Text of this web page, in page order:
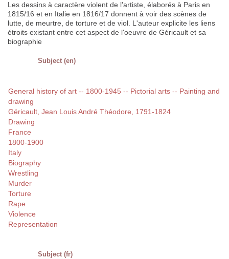
Les dessins à caractère violent de l'artiste, élaborés à Paris en
1815/16 et en Italie en 1816/17 donnent à voir des scènes de
lutte, de meurtre, de torture et de viol. L'auteur explicite les liens
étroits existant entre cet aspect de l'oeuvre de Géricault et sa
biographie
Subject (en)
General history of art -- 1800-1945 -- Pictorial arts -- Painting and
drawing
Géricault, Jean Louis André Théodore, 1791-1824
Drawing
France
1800-1900
Italy
Biography
Wrestling
Murder
Torture
Rape
Violence
Representation
Subject (fr)